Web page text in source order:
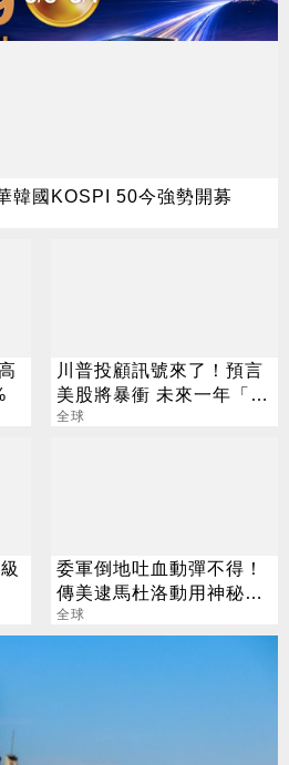
韓國KOSPI 50今強勢開募
川普投顧訊號來了！預言
美股將暴衝 未來一年「翻
倍成長」
全球
委軍倒地吐血動彈不得！
傳美逮馬杜洛動用神秘黑
科技
全球